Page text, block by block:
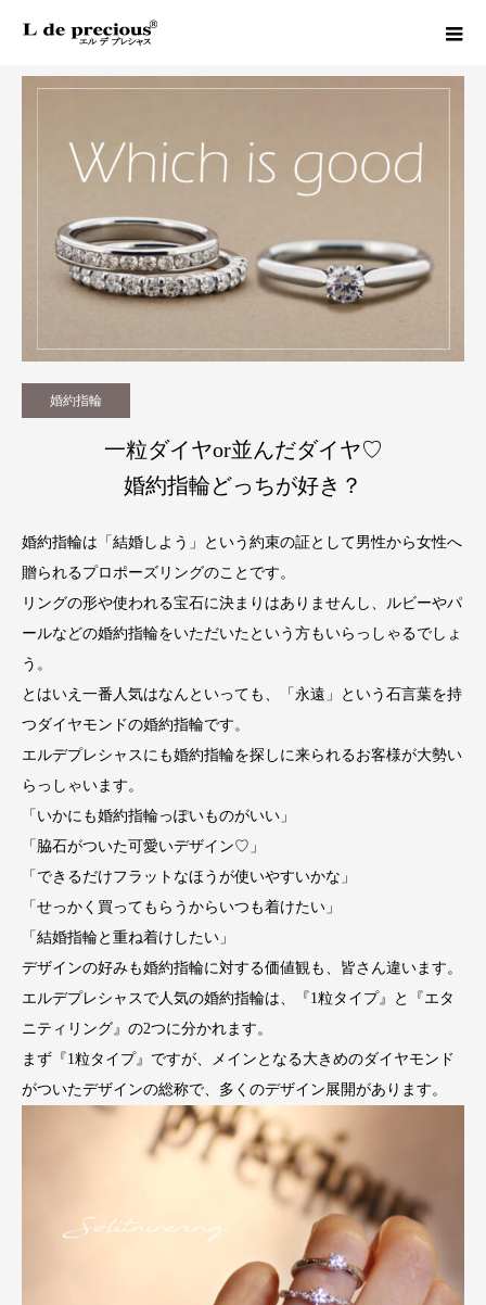
Column 婚約指輪
婚約指輪
一粒ダイヤor並んだダイヤ♡
婚約指輪どっちが好き？
婚約指輪は「結婚しよう」という約束の証として男性から女性へ
贈られるプロポーズリングのことです。
リングの形や使われる宝石に決まりはありませんし、ルビーやパ
ールなどの婚約指輪をいただいたという方もいらっしゃるでしょ
う。
とはいえ一番人気はなんといっても、「永遠」という石言葉を持
つダイヤモンドの婚約指輪です。
エルデプレシャスにも婚約指輪を探しに来られるお客様が大勢い
らっしゃいます。
「いかにも婚約指輪っぽいものがいい」
「脇石がついた可愛いデザイン♡」
「できるだけフラットなほうが使いやすいかな」
「せっかく買ってもらうからいつも着けたい」
「結婚指輪と重ね着けしたい」
デザインの好みも婚約指輪に対する価値観も、皆さん違います。
エルデプレシャスで人気の婚約指輪は、『1粒タイプ』と『エタ
ニティリング』の2つに分かれます。
まず『1粒タイプ』ですが、メインとなる大きめのダイヤモンド
がついたデザインの総称で、多くのデザイン展開があります。